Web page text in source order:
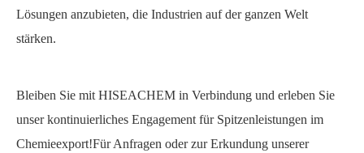
Lösungen anzubieten, die Industrien auf der ganzen Welt
stärken.
Bleiben Sie mit HISEACHEM in Verbindung und erleben Sie
unser kontinuierliches Engagement für Spitzenleistungen im
Chemieexport!Für Anfragen oder zur Erkundung unserer